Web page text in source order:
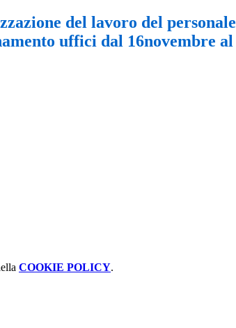
del lavoro del
uffici dal 16novembre
COOKIE POLICY.